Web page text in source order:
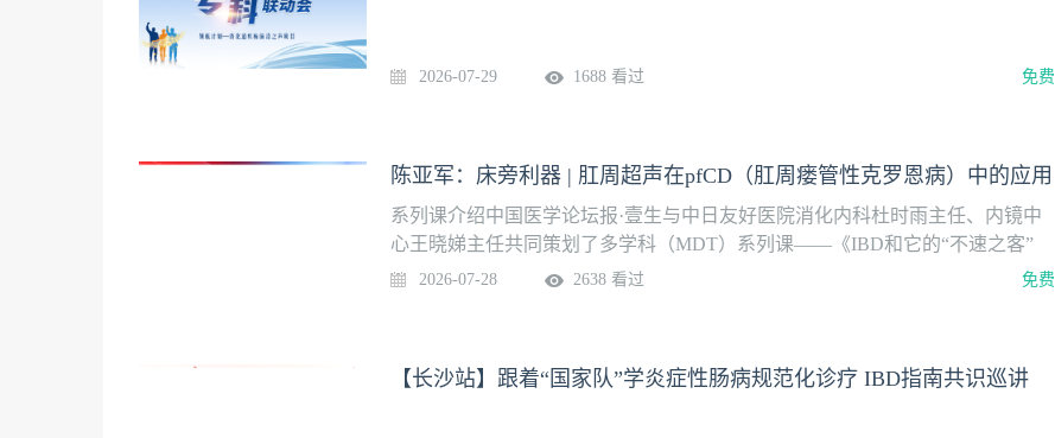
2026-07-29 1688 看过 免费
陈亚军：床旁利器 | 肛周超声在pfCD（肛周瘘管性克罗恩病）中的应用
系列课介绍中国医学论坛报·壹生与中日友好医院消化内科杜时雨主任、内镜中
心王晓娣主任共同策划了多学科（MDT）系列课——《IBD和它的“不速之客”
们》。课程聚焦IBD及其合并症问题，每个话题都由消化、超声、影像、肛肠科
（周二）系列课安排
2026-07-28 2638 看过 免费
【长沙站】跟着“国家队”学炎症性肠病规范化诊疗 IBD指南共识巡讲